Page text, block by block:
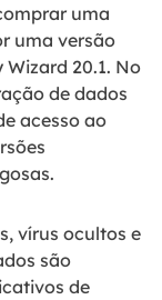
uma
uma versão
20.1. No
de dados
acesso ao
vírus ocultos e
são
de